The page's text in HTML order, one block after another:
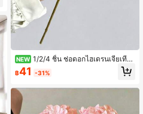
NEW 1/2/4 ชิ้น ช่อดอกไฮเดรนเจียเทีย
ม DIY ตกแต่งงานวันเกิด, ตะกร้าแต่งง
าน, ช่อดอกไม้เจ้าสาว, ตกแต่งบ้าน, ร้า
ง, ตกแต่งแจกัน, วันวาเลนไทน์, ตกแต่ง
ปีใหม่, สวนกลางแจ้งฤดูเปิด, ของขวัญวั
นวาเลนไทน์, ของขวัญรับปริญญา
฿41 -31%